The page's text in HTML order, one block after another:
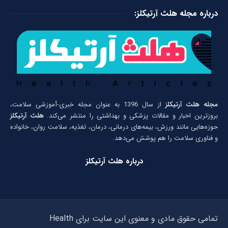
درباره مجله هلث آرتیکلز:
مجله هلث آرتیکلز
از سال 1396 به عنوان مجله خبری-آموزشی سلامت،
بروزترین اخبار و مقالات پزشکی و بهداشتی را منتشر می‌کند.هلث آرتیکلز
حوزه‌هایی مانند ورزش، بیمه‌های درمانی، درمان، تغذیه، سلامت روان، خانواده
و فناوری سلامت را هم پوشش می‌دهد.
درباره هلث آرتیکلز
تمامی حقوق مادی و معنوی این سایت برای Health